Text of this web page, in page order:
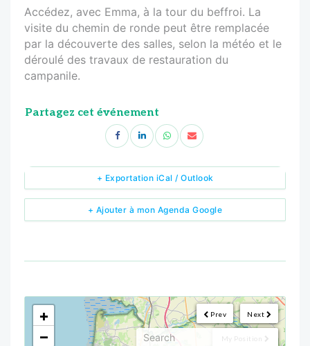
Accédez, avec Emma, à la tour du beffroi. La
visite du chemin de ronde peut être remplacée
par la découverte des salles, selon la météo et le
déroulé des travaux de restauration du
campanile.
Partagez cet événement
+ Ajouter à mon Agenda Google
+ Exportation iCal / Outlook
Next
Prev
My Position
<!---->
+
−